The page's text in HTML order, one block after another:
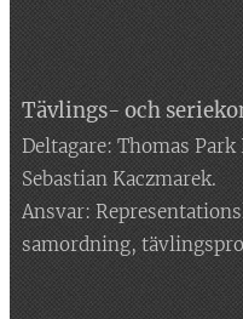
Tävlings- och
Deltagare: Thomas
Sebastian Kaczmarek.
Ansvar:
samordning,